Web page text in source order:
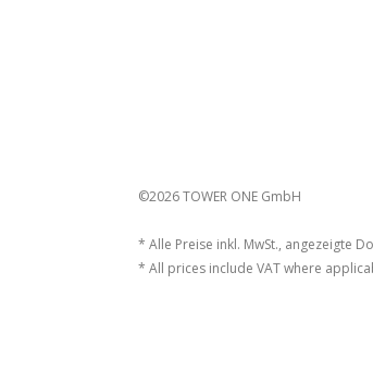
©2026 TOWER ONE GmbH
* Alle Preise inkl. MwSt., angezeigte
* All prices include VAT where